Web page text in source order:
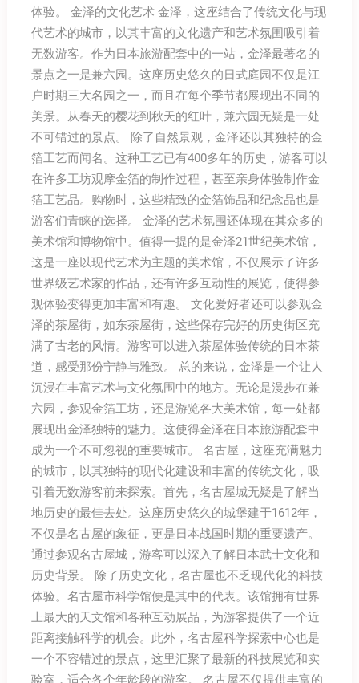
体验。 金泽的文化艺术 金泽，这座结合了传统文化与现
代艺术的城市，以其丰富的文化遗产和艺术氛围吸引着
无数游客。作为日本旅游配套中的一站，金泽最著名的
景点之一是兼六园。这座历史悠久的日式庭园不仅是江
户时期三大名园之一，而且在每个季节都展现出不同的
美景。从春天的樱花到秋天的红叶，兼六园无疑是一处
不可错过的景点。 除了自然景观，金泽还以其独特的金
箔工艺而闻名。这种工艺已有400多年的历史，游客可以
在许多工坊观摩金箔的制作过程，甚至亲身体验制作金
箔工艺品。购物时，这些精致的金箔饰品和纪念品也是
游客们青睐的选择。 金泽的艺术氛围还体现在其众多的
美术馆和博物馆中。值得一提的是金泽21世纪美术馆，
这是一座以现代艺术为主题的美术馆，不仅展示了许多
世界级艺术家的作品，还有许多互动性的展览，使得参
观体验变得更加丰富和有趣。 文化爱好者还可以参观金
泽的茶屋街，如东茶屋街，这些保存完好的历史街区充
满了古老的风情。游客可以进入茶屋体验传统的日本茶
道，感受那份宁静与雅致。 总的来说，金泽是一个让人
沉浸在丰富艺术与文化氛围中的地方。无论是漫步在兼
六园，参观金箔工坊，还是游览各大美术馆，每一处都
展现出金泽独特的魅力。这使得金泽在日本旅游配套中
成为一个不可忽视的重要城市。 名古屋，这座充满魅力
的城市，以其独特的现代化建设和丰富的传统文化，吸
引着无数游客前来探索。首先，名古屋城无疑是了解当
地历史的最佳去处。这座历史悠久的城堡建于1612年，
不仅是名古屋的象征，更是日本战国时期的重要遗产。
通过参观名古屋城，游客可以深入了解日本武士文化和
历史背景。 除了历史文化，名古屋也不乏现代化的科技
体验。名古屋市科学馆便是其中的代表。该馆拥有世界
上最大的天文馆和各种互动展品，为游客提供了一个近
距离接触科学的机会。此外，名古屋科学探索中心也是
一个不容错过的景点，这里汇聚了最新的科技展览和实
验室，适合各个年龄段的游客。 名古屋不仅提供丰富的